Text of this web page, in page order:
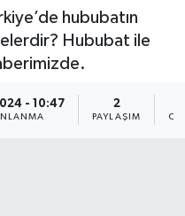
hububatın
Hububat ile
- 10:47 2
PAYLAŞIM